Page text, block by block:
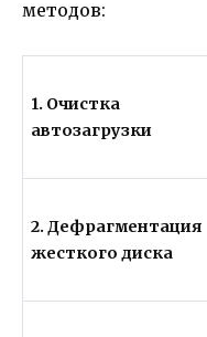
методов:
1. Очистка
автозагрузки
2. Дефрагментация
жесткого диска